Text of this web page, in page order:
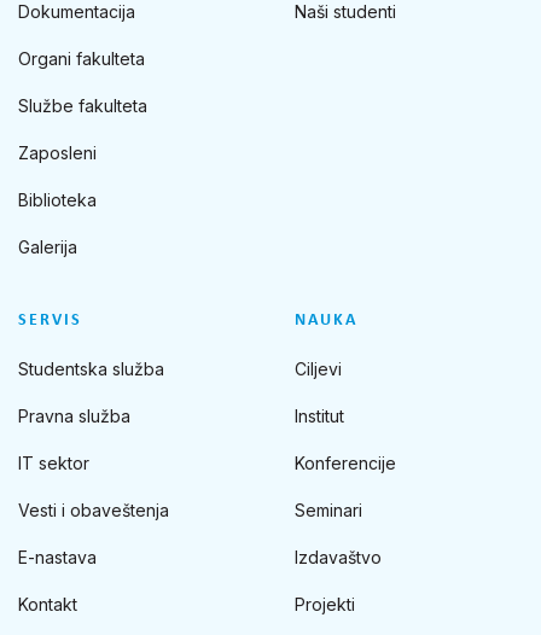
Dokumentacija
Organi fakulteta
Službe fakulteta
Zaposleni
Biblioteka
Galerija
Naši studenti
SERVIS
Studentska služba
Pravna služba
IT sektor
Vesti i obaveštenja
E-nastava
Kontakt
NAUKA
Ciljevi
Institut
Konferencije
Seminari
Izdavaštvo
Projekti